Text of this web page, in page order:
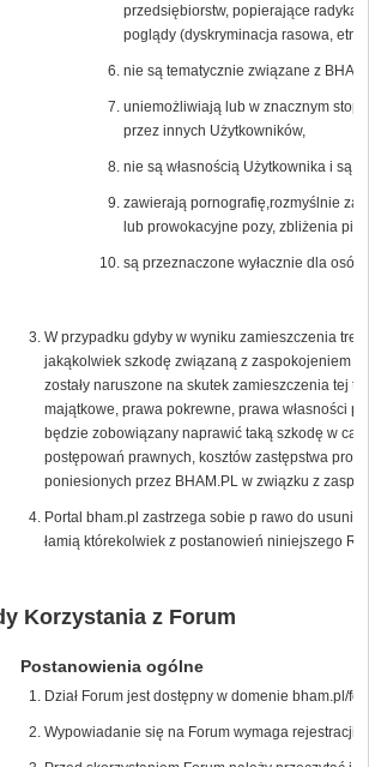
przedsiębiorstw, popierające
poglądy (dyskryminacja rasowa,
nie są tematycznie związane z
uniemożliwiają lub w znacznym
przez innych Użytkowników,
nie są własnością Użytkownika i są
zawierają pornografię,rozmyślnie
lub prowokacyjne pozy, zbliżenia
są przeznaczone wyłacznie dla osób
W przypadku gdyby w wyniku zamieszczenia
jakąkolwiek szkodę związaną z zaspokojeniem
zostały naruszone na skutek zamieszczenia tej
majątkowe, prawa pokrewne, prawa własności
będzie zobowiązany naprawić taką szkodę w
postępowań prawnych, kosztów zastępstwa
poniesionych przez BHAM.PL w związku z
Portal bham.pl zastrzega sobie p rawo do
łamią którekolwiek z postanowień niniejszego
Korzystania z Forum
Postanowienia ogólne
Dział Forum jest dostępny w domenie bham.pl/
Wypowiadanie się na Forum wymaga rejestracji